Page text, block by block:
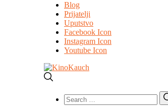
Blog
Prijatelji
Uputstvo
Facebook Icon
Instagram Icon
Youtube Icon
Search
for: